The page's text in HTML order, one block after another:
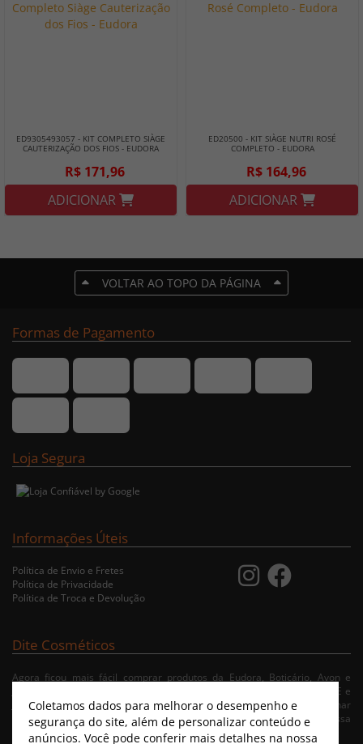
ED9305493057 - KIT COMPLETO SIÀGE
CAUTERIZAÇÃO DOS FIOS - EUDORA
R$ 171,96
ADICIONAR
ED20500 - KIT SIÀGE NUTRI ROSÉ
COMPLETO - EUDORA
R$ 164,96
ADICIONAR
VOLTAR AO TOPO DA PÁGINA
Formas de Pagamento
Loja Segura
Informações Úteis
Política de Envio e Fretes
Política de Privacidade
Política de Troca e Devolução
Dite Cosméticos
Agora ficou mais fácil comprar produtos da Eudora, Boticário, Avon e
Jequiti nas cidades de Recife/PE, Olinda/PE, Paulista/PE, Abreu e Lima/PE e
Jaboatão/PE. A nossa loja virtual possibilita ao usuário navegar, selecionar
e fazer pedido de Delivery no conforto da sua residência. Consulte nossa
condições de entrega.
Coletamos dados para melhorar o desempenho e
segurança do site, além de personalizar conteúdo e
anúncios. Você pode conferir mais detalhes na nossa